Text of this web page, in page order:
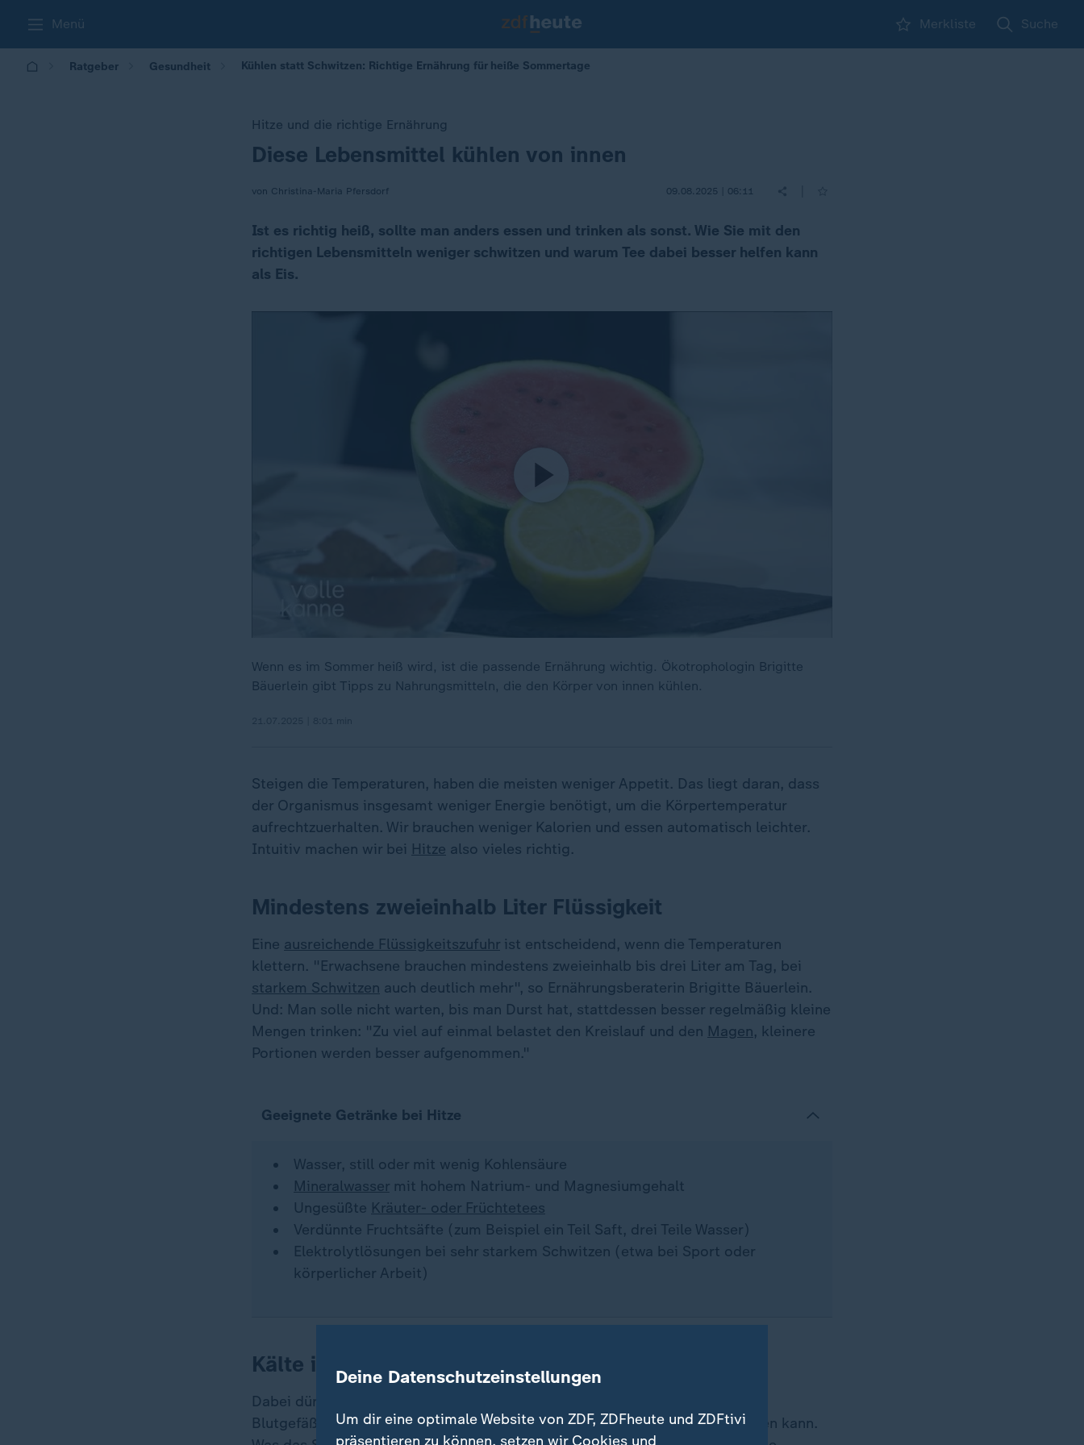
Menü Merkliste Suche
Ratgeber Gesundheit Kühlen statt Schwitzen: Richtige Ernährung für heiße Sommertage
Hitze und die richtige Ernährung
:Diese Lebensmittel kühlen von innen
von Christina-Maria Pfersdorf 09.08.2025 | 06:11
Ist es richtig heiß, sollte man anders essen und trinken als sonst. Wie Sie mit den
richtigen Lebensmitteln weniger schwitzen und warum Tee dabei besser helfen kann
als Eis.
Wenn es im Sommer heiß wird, ist die passende Ernährung wichtig. Ökotrophologin Brigitte
Bäuerlein gibt Tipps zu Nahrungsmitteln, die den Körper von innen kühlen.
Steigen die Temperaturen, haben die meisten weniger Appetit. Das liegt daran, dass
der Organismus insgesamt weniger Energie benötigt, um die Körpertemperatur
aufrechtzuerhalten. Wir brauchen weniger Kalorien und essen automatisch leichter.
Intuitiv machen wir bei Hitze also vieles richtig.
Mindestens zweieinhalb Liter Flüssigkeit
Eine ausreichende Flüssigkeitszufuhr ist entscheidend, wenn die Temperaturen
klettern. "Erwachsene brauchen mindestens zweieinhalb bis drei Liter am Tag, bei
starkem Schwitzen auch deutlich mehr", so Ernährungsberaterin Brigitte Bäuerlein.
Und: Man solle nicht warten, bis man Durst hat, stattdessen besser regelmäßig kleine
Mengen trinken: "Zu viel auf einmal belastet den Kreislauf und den Magen, kleinere
Portionen werden besser aufgenommen."
Geeignete Getränke bei Hitze
Wasser, still oder mit wenig Kohlensäure
Mineralwasser mit hohem Natrium- und Magnesiumgehalt
Ungesüßte Kräuter- oder Früchtetees
Verdünnte Fruchtsäfte (zum Beispiel ein Teil Saft, drei Teile Wasser)
Elektrolytlösungen bei sehr starkem Schwitzen (etwa bei Sport oder
körperlicher Arbeit)
Kälte ist kontraproduktiv
Dabei dürfen die Getränke auf keinen Fall zu kalt sein, denn das verengt die
Blutgefäße im Magen, was wiederum die Flüssigkeitsaufnahme verlangsamen kann.
Deine Datenschutzeinstellungen
Um dir eine optimale Website von ZDF, ZDFheute und ZDFtivi
präsentieren zu können, setzen wir Cookies und